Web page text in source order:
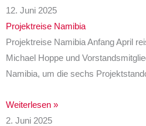
12. Juni 2025
Projektreise Namibia
Projektreise Namibia Anfang April
Michael Hoppe und
Namibia, um die sechs
Weiterlesen »
2. Juni 2025